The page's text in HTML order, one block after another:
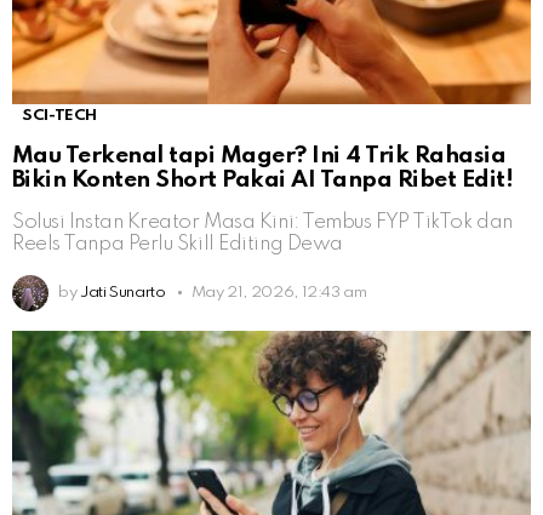
SCI-TECH
Mau Terkenal tapi Mager? Ini 4 Trik Rahasia
Bikin Konten Short Pakai AI Tanpa Ribet Edit!
Solusi Instan Kreator Masa Kini: Tembus FYP TikTok dan
Reels Tanpa Perlu Skill Editing Dewa
by Jati Sunarto May 21, 2026, 12:43 am